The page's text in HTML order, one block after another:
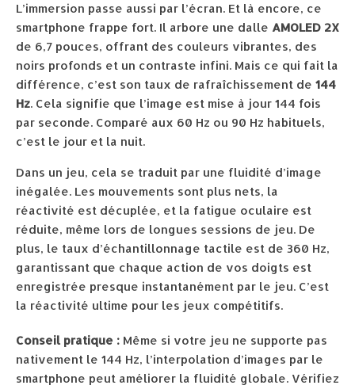
L’immersion passe aussi par l’écran. Et là encore, ce
smartphone frappe fort. Il arbore une dalle AMOLED 2X
de 6,7 pouces, offrant des couleurs vibrantes, des
noirs profonds et un contraste infini. Mais ce qui fait la
différence, c’est son taux de rafraîchissement de 144
Hz. Cela signifie que l’image est mise à jour 144 fois
par seconde. Comparé aux 60 Hz ou 90 Hz habituels,
c’est le jour et la nuit.
Dans un jeu, cela se traduit par une fluidité d’image
inégalée. Les mouvements sont plus nets, la
réactivité est décuplée, et la fatigue oculaire est
réduite, même lors de longues sessions de jeu. De
plus, le taux d’échantillonnage tactile est de 360 Hz,
garantissant que chaque action de vos doigts est
enregistrée presque instantanément par le jeu. C’est
la réactivité ultime pour les jeux compétitifs.
Conseil pratique : Même si votre jeu ne supporte pas
nativement le 144 Hz, l’interpolation d’images par le
smartphone peut améliorer la fluidité globale. Vérifiez